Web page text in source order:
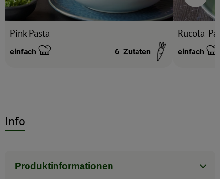
Pink Pasta
Schwierigkeit:
einfach 6 Zutaten
Rucola-
einfach
Info
Produktinformationen